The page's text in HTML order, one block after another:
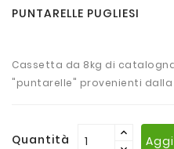
PUNTARELLE PUGLIESI
Cassetta da 8kg di
"puntarelle" provenienti dalla
Quantità